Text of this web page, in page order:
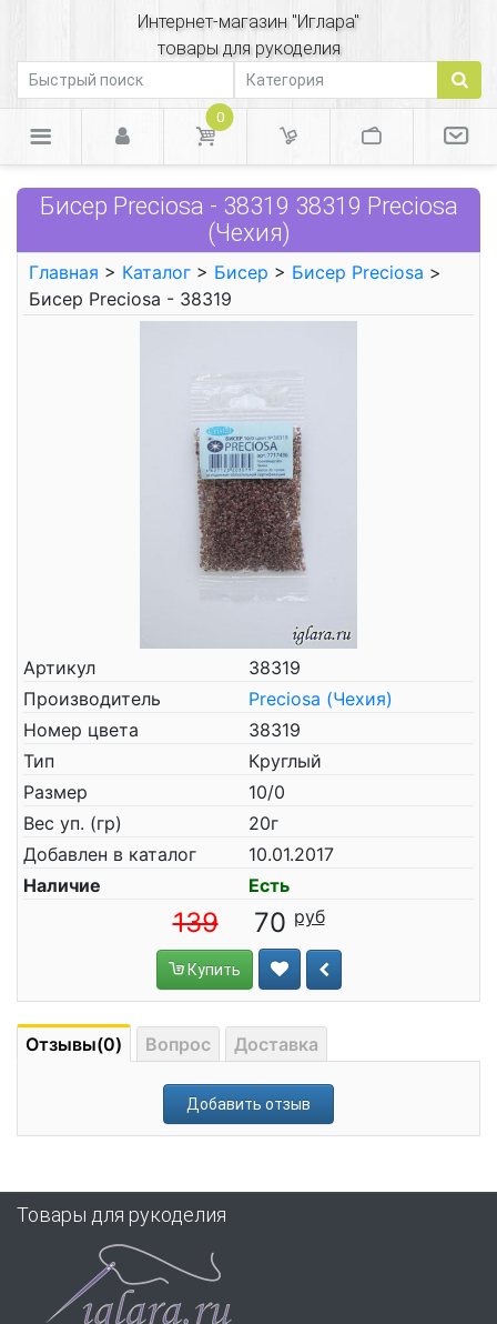
Интернет-магазин "Иглара"
товары для рукоделия
0
Бисер Preciosa - 38319 38319 Preciosa
(Чехия)
Главная > Каталог > Бисер > Бисер Preciosa >
Бисер Preciosa - 38319
Артикул
38319
Производитель
Preciosa (Чехия)
Номер цвета
38319
Тип
Круглый
Размер
10/0
Вес уп. (гр)
20г
Добавлен в каталог
10.01.2017
Наличие
Есть
139 70
Купить
Отзывы(0) Вопрос Доставка
Добавить отзыв
Товары для рукоделия